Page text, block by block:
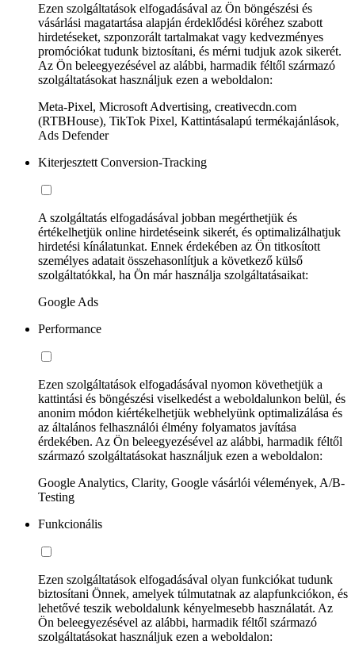
Ezen szolgáltatások elfogadásával az Ön böngészési és
vásárlási magatartása alapján érdeklődési köréhez szabott
hirdetéseket, szponzorált tartalmakat vagy kedvezményes
promóciókat tudunk biztosítani, és mérni tudjuk azok sikerét.
Az Ön beleegyezésével az alábbi, harmadik féltől származó
szolgáltatásokat használjuk ezen a weboldalon:
Meta-Pixel, Microsoft Advertising, creativecdn.com
(RTBHouse), TikTok Pixel, Kattintásalapú termékajánlások,
Ads Defender
Kiterjesztett Conversion-Tracking
A szolgáltatás elfogadásával jobban megérthetjük és
értékelhetjük online hirdetéseink sikerét, és optimalizálhatjuk
hirdetési kínálatunkat. Ennek érdekében az Ön titkosított
személyes adatait összehasonlítjuk a következő külső
szolgáltatókkal, ha Ön már használja szolgáltatásaikat:
Google Ads
Performance
Ezen szolgáltatások elfogadásával nyomon követhetjük a
kattintási és böngészési viselkedést a weboldalunkon belül, és
anonim módon kiértékelhetjük webhelyünk optimalizálása és
az általános felhasználói élmény folyamatos javítása
érdekében. Az Ön beleegyezésével az alábbi, harmadik féltől
származó szolgáltatásokat használjuk ezen a weboldalon:
Google Analytics, Clarity, Google vásárlói vélemények, A/B-
Testing
Funkcionális
Ezen szolgáltatások elfogadásával olyan funkciókat tudunk
biztosítani Önnek, amelyek túlmutatnak az alapfunkciókon, és
lehetővé teszik weboldalunk kényelmesebb használatát. Az
Ön beleegyezésével az alábbi, harmadik féltől származó
szolgáltatásokat használjuk ezen a weboldalon: